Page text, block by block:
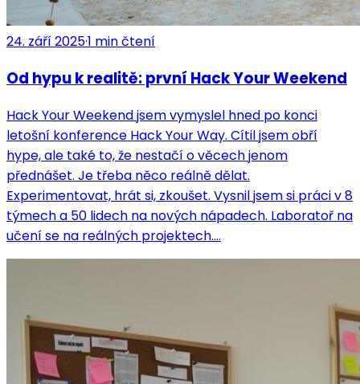
24. září 2025·1 min čtení
Od hypu k realitě: první Hack Your Weekend
Hack Your Weekend jsem vymyslel hned po konci
letošní konference Hack Your Way. Cítil jsem obří
hype, ale také to, že nestačí o věcech jenom
přednášet. Je třeba něco reálně dělat.
Experimentovat, hrát si, zkoušet. Vysnil jsem si práci v 8
týmech a 50 lidech na nových nápadech. Laboratoř na
učení se na reálných projektech....